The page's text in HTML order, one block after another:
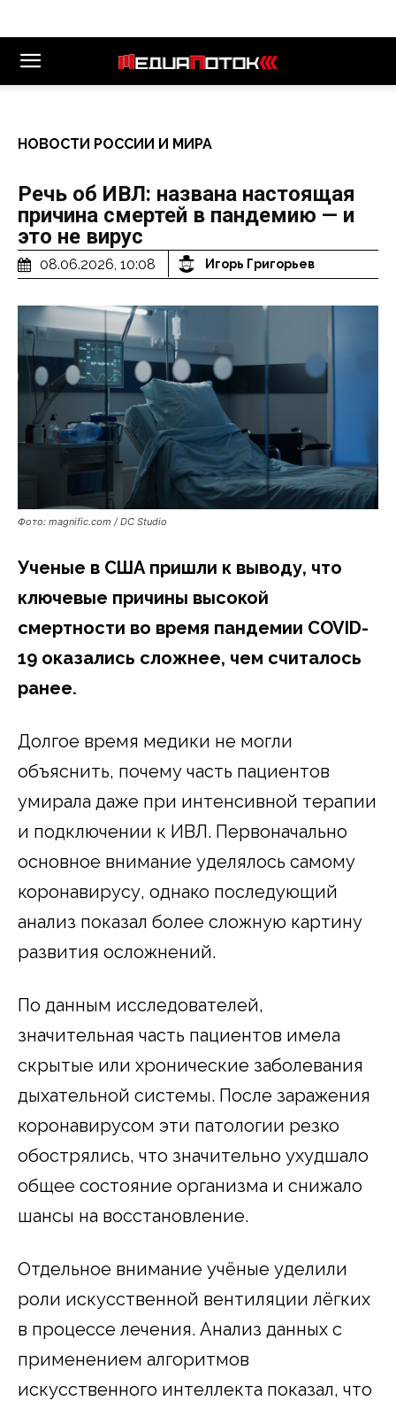
НОВОСТИ РОССИИ И МИРА
Речь об ИВЛ: названа настоящая
причина смертей в пандемию — и
это не вирус
08.06.2026, 10:08 Игорь Григорьев
Фото: magnific.com / DC Studio
Ученые в США пришли к выводу, что
ключевые причины высокой
смертности во время пандемии COVID-
19 оказались сложнее, чем считалось
ранее.
Долгое время медики не могли
объяснить, почему часть пациентов
умирала даже при интенсивной терапии
и подключении к ИВЛ. Первоначально
основное внимание уделялось самому
коронавирусу, однако последующий
анализ показал более сложную картину
развития осложнений.
По данным исследователей,
значительная часть пациентов имела
скрытые или хронические заболевания
дыхательной системы. После заражения
коронавирусом эти патологии резко
обострялись, что значительно ухудшало
общее состояние организма и снижало
шансы на восстановление.
Отдельное внимание учёные уделили
роли искусственной вентиляции лёгких
в процессе лечения. Анализ данных с
применением алгоритмов
искусственного интеллекта показал, что